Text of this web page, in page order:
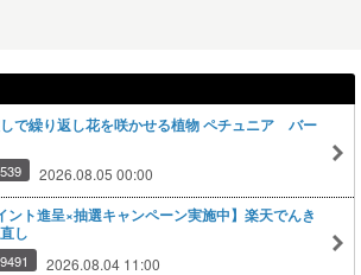
で繰り返し花を咲かせる植物 ペチュニア バー
2026.08.05 00:00
ント進呈×抽選キャンペーン実施中】楽天でんき
し
2026.08.04 11:00